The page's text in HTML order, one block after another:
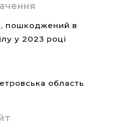
пошкоджений в
у 2023 році
область